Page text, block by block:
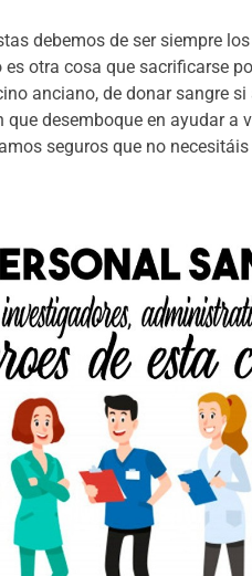
debemos de ser siempre
otra cosa que sacrificarse
anciano, de donar sangre si
desemboque en ayudar a
seguros que no